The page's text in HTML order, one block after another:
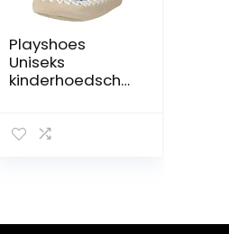
Playshoes
Uniseks
kinderhoedscho